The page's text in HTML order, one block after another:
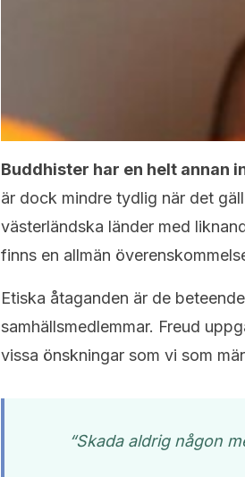
Buddhister har en helt annan
är dock mindre tydlig när det
västerländska länder med
finns en allmän
Etiska åtaganden är de
samhällsmedlemmar. Freud
vissa önskningar som vi som
“Skada aldrig någon